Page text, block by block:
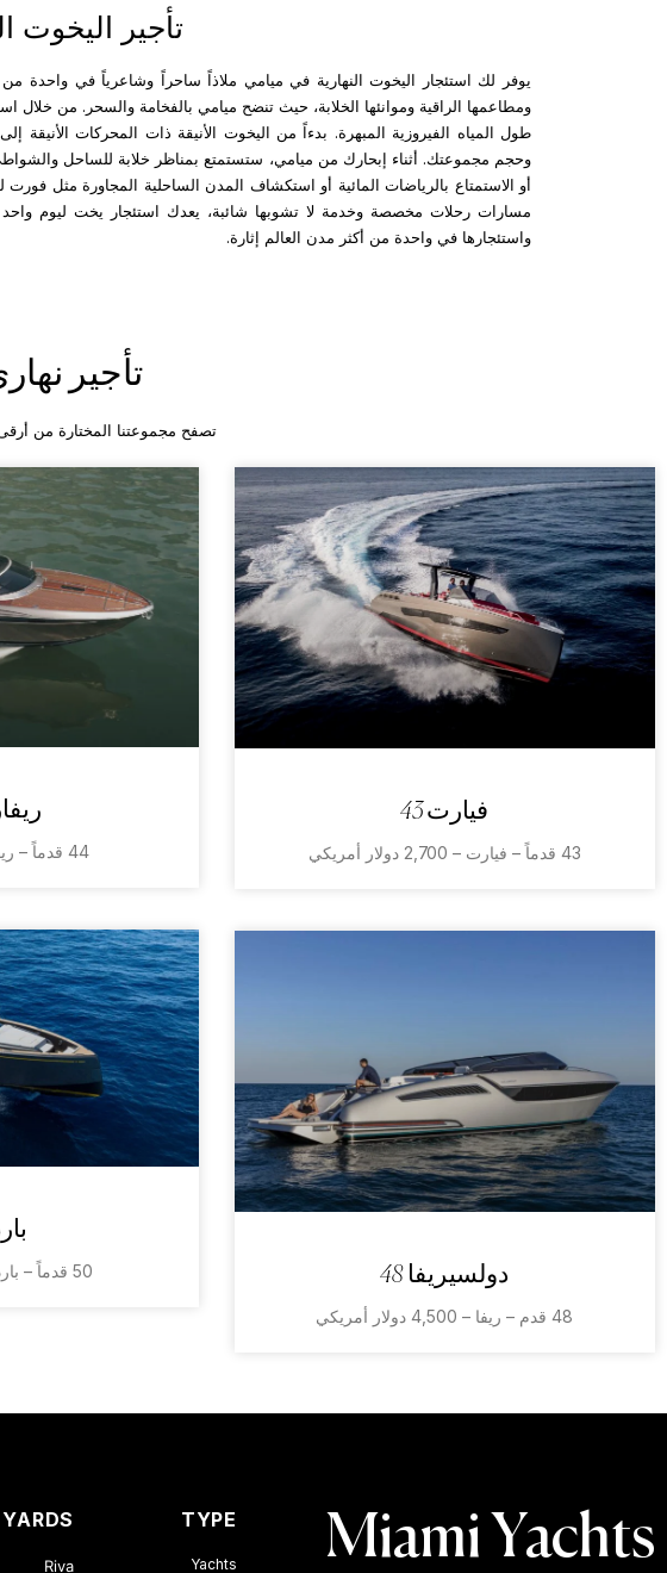
تأجير اليخوت
يوفر لك استئجار اليخوت النهارية في ميامي ملاذاً ساحراً وشاعرياً في واحدة
ومطاعمها الراقية وموانئها الخلابة، حيث تنضح ميامي بالفخامة والسحر. من خلال
طول المياه الفيروزية المبهرة. بدءاً من اليخوت الأنيقة ذات المحركات الأنيقة
وحجم مجموعتك. أثناء إبحارك من ميامي، ستستمتع بمناظر خلابة للساحل
أو الاستمتاع بالرياضات المائية أو استكشاف المدن الساحلية المجاورة مثل
مسارات رحلات مخصصة وخدمة لا تشوبها شائبة، يعدك استئجار يخت ليوم واحد
واستئجارها في واحدة من أكثر مدن العالم إثارة.
تأجير
تصفح مجموعتنا المختارة من
فيارت 43
43 قدماً – فيارت – 2,700 دولار أمريكي 44 قدماً – ريفا – 3,500 دولار
دولسيريفا 48
48 قدم – ريفا – 4,500 دولار أمريكي
50 قدماً – باردو – 2,500 دولار
Miami Yachts
TYPE
Yachts
YARDS
Riva